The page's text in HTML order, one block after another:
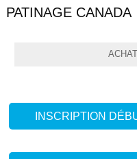
PATINAGE CANADA
INSCRIPTION